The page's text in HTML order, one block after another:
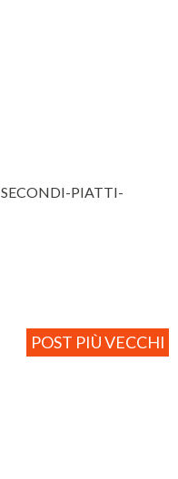
SECONDI-PIATTI-
POST PIÙ VECCHI